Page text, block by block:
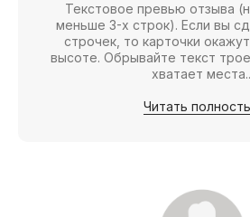
Текстовое превью отзыва
меньше 3-х строк). Если вы
строчек, то карточки
высоте. Обрывайте текст
хватает
Читать